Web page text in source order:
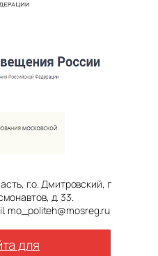
г.о. Дмитровский, г
д. 33.
mo_politeh@mosreg.ru
для